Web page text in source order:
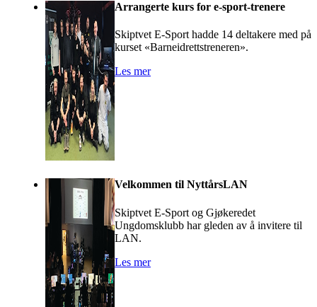
Arrangerte kurs for e-sport-trenere
Skiptvet E-Sport hadde 14 deltakere med på
kurset «Barneidrettstreneren».
Les mer
Velkommen til NyttårsLAN
Skiptvet E-Sport og Gjøkeredet
Ungdomsklubb har gleden av å invitere til
LAN.
Les mer